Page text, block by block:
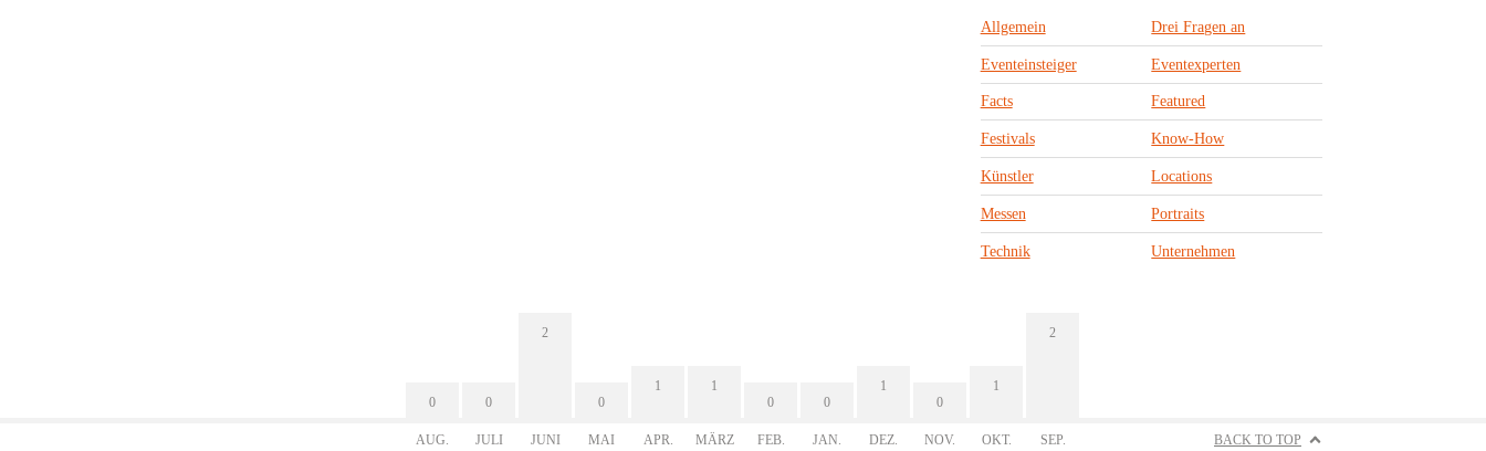
Allgemein Drei Fragen an
Eventeinsteiger Eventexperten
Facts Featured
Festivals Know-How
Künstler Locations
Messen Portraits
Technik Unternehmen
0
AUG.
0
JULI
2
JUNI
0
MAI
1
APR.
1
MÄRZ
0
FEB.
0
JAN.
1
DEZ.
0
NOV.
1
OKT.
2
SEP. BACK TO TOP